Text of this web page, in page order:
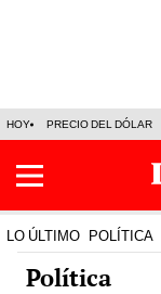
HOY PRECIO DEL DÓLAR
LO ÚLTIMO POLÍTICA
Política